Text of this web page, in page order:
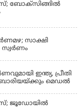
ബോക്‌സിങ്ങില്‍
സാക്ഷി
സ്വർണം
മെഡൽ
ജൂഡോയിൽ